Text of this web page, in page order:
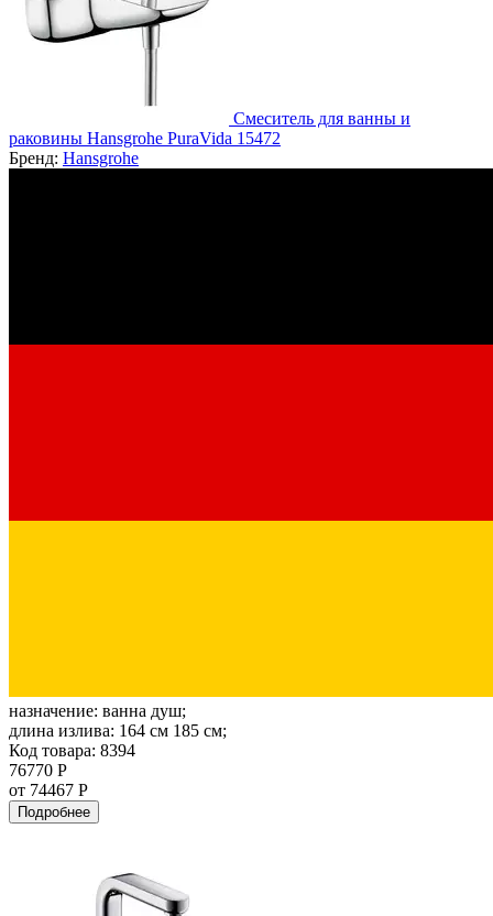
Смеситель для ванны и
раковины Hansgrohe PuraVida 15472
Бренд: Hansgrohe
назначение: ванна душ;
длина излива: 164 см 185 см;
Код товара: 8394
76770 Р
от 74467 Р
Подробнее